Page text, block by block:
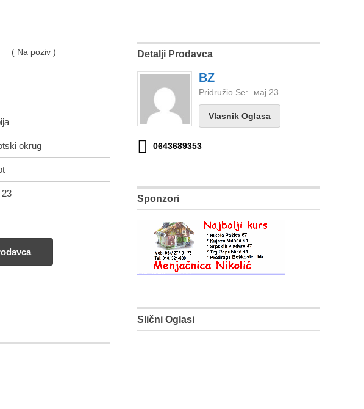
( Na poziv )
okrug
23
Detalji Prodavca
BZ
Pridružio Se: мај 23
Vlasnik Oglasa
0643689353
Sponzori
Slični Oglasi